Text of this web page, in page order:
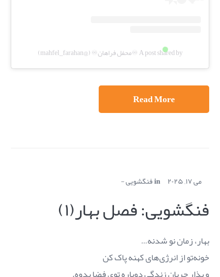
A post shared by ♾️محفل فراهان♾️ (@mahfel_farahan)
Read More
می ۱۷, ۲۰۲۵ inفنگشویی
فنگشویی: فصل بهار(۱)
بهار، زمان نو شدنه…
خونه‌تو از انرژی‌های کهنه پاک کن